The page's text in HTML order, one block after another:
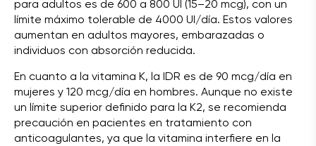
para adultos es de 600 a 800 UI (15–20 mcg), con un
límite máximo tolerable de 4000 UI/día. Estos valores
aumentan en adultos mayores, embarazadas o
individuos con absorción reducida.
En cuanto a la vitamina K, la IDR es de 90 mcg/día en
mujeres y 120 mcg/día en hombres. Aunque no existe
un límite superior definido para la K2, se recomienda
precaución en pacientes en tratamiento con
anticoagulantes, ya que la vitamina interfiere en la